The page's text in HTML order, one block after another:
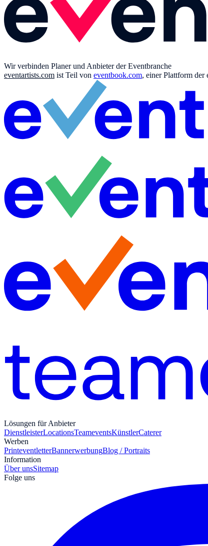
Wir verbinden Planer und Anbieter der Eventbranche
eventartists.com ist Teil von eventbook.com, einer Plattform
Lösungen für Anbieter
DienstleisterLocationsTeameventsKünstlerCaterer
Werben
PrinteventletterBannerwerbungBlog / Portraits
Information
Über unsSitemap
Folge uns